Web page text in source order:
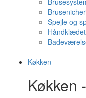
Spejle og
Køkken
Køkken